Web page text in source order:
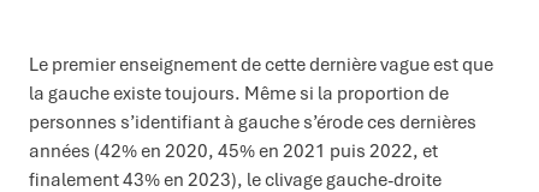
Le premier enseignement de cette dernière vague est que
la gauche existe toujours. Même si la proportion de
personnes s’identifiant à gauche s’érode ces dernières
années (42% en 2020, 45% en 2021 puis 2022, et
finalement 43% en 2023), le clivage gauche-droite